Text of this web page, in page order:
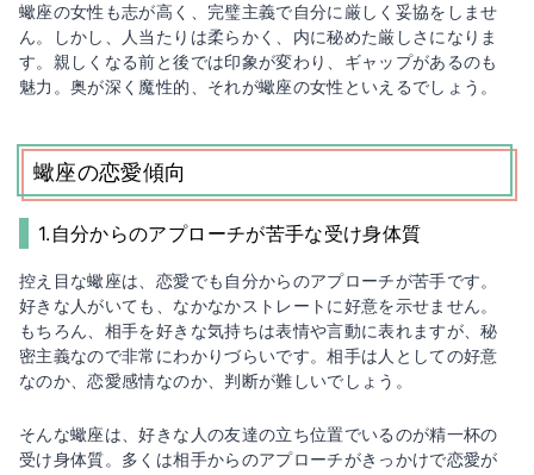
蠍座の女性も志が高く、完璧主義で自分に厳しく妥協をしませ
ん。しかし、人当たりは柔らかく、内に秘めた厳しさになりま
す。親しくなる前と後では印象が変わり、ギャップがあるのも
魅力。奥が深く魔性的、それが蠍座の女性といえるでしょう。
蠍座の恋愛傾向
1.自分からのアプローチが苦手な受け身体質
控え目な蠍座は、恋愛でも自分からのアプローチが苦手です。
好きな人がいても、なかなかストレートに好意を示せません。
もちろん、相手を好きな気持ちは表情や言動に表れますが、秘
密主義なので非常にわかりづらいです。相手は人としての好意
なのか、恋愛感情なのか、判断が難しいでしょう。
そんな蠍座は、好きな人の友達の立ち位置でいるのが精一杯の
受け身体質。多くは相手からのアプローチがきっかけで恋愛が